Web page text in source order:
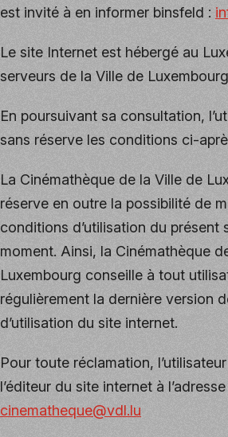
est invité à en informer binsfeld :
Le site Internet est hébergé au
serveurs de la Ville de
En poursuivant sa consultation,
sans réserve les conditions ci-
La Cinémathèque de la Ville de
réserve en outre la possibilité de
conditions d’utilisation du présent
moment. Ainsi, la Cinémathèque
Luxembourg conseille à tout
régulièrement la dernière version
d’utilisation du site internet.
Pour toute réclamation,
l’éditeur du site internet à
cinematheque@vdl.lu